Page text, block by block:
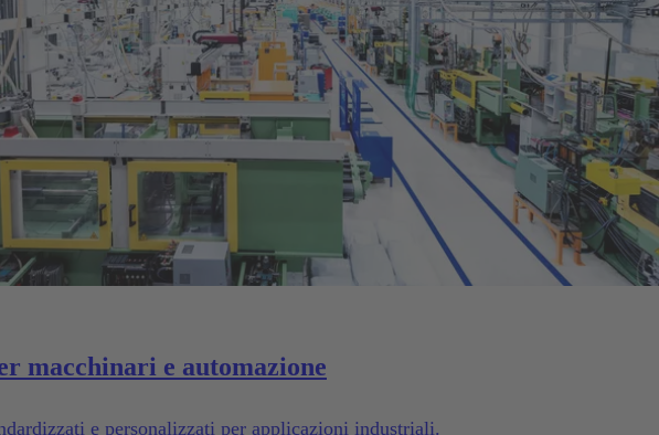
macchinari e automazione
e personalizzati per applicazioni industriali.